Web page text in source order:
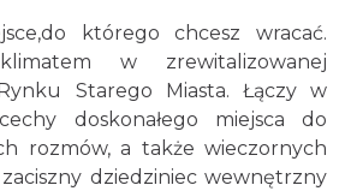
którego chcesz wracać.
w zrewitalizowanej
Starego Miasta. Łączy w
doskonałego miejsca do
rozmów, a także wieczornych
dziedziniec wewnętrzny